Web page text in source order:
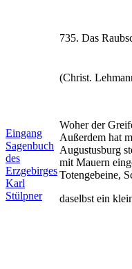
Eingang
Sagenbuch
des
Erzgebirges
Karl
Stülpner
735. Das
(Christ.
Woher der
Außerdem hat
Augustusburg
mit Mauern
Totengebeine,
daselbst ein